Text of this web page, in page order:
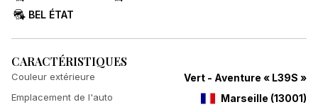
BEL ÉTAT
CARACTÉRISTIQUES
Couleur extérieure Vert - Aventure « L39S »
Emplacement de l'auto Marseille (13001)